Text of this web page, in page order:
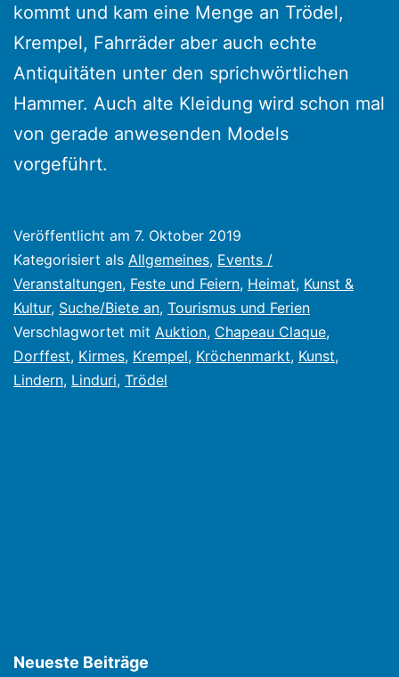
kommt und kam eine Menge an Trödel,
Krempel, Fahrräder aber auch echte
Antiquitäten unter den sprichwörtlichen
Hammer. Auch alte Kleidung wird schon mal
von gerade anwesenden Models
vorgeführt.
Veröffentlicht am 7. Oktober 2019
Kategorisiert als Allgemeines, Events /
Veranstaltungen, Feste und Feiern, Heimat, Kunst &
Kultur, Suche/Biete an, Tourismus und Ferien
Verschlagwortet mit Auktion, Chapeau Claque,
Dorffest, Kirmes, Krempel, Kröchenmarkt, Kunst,
Lindern, Linduri, Trödel
Neueste Beiträge